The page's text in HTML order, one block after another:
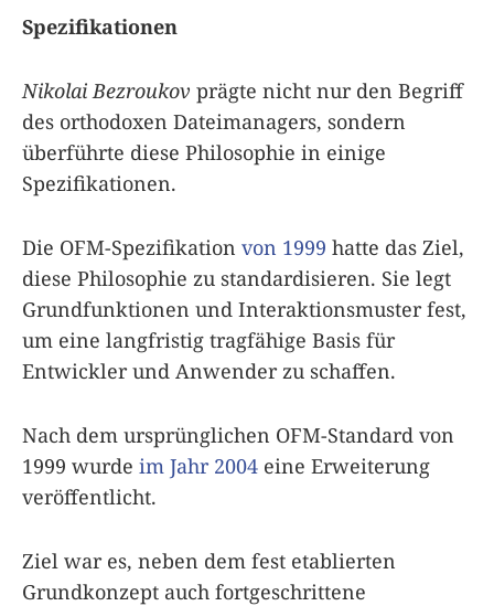
Spezifikationen
Nikolai Bezroukov prägte nicht nur den Begriff
des orthodoxen Dateimanagers, sondern
überführte diese Philosophie in einige
Spezifikationen.
Die OFM-Spezifikation von 1999 hatte das Ziel,
diese Philosophie zu standardisieren. Sie legt
Grundfunktionen und Interaktionsmuster fest,
um eine langfristig tragfähige Basis für
Entwickler und Anwender zu schaffen.
Nach dem ursprünglichen OFM-Standard von
1999 wurde im Jahr 2004 eine Erweiterung
veröffentlicht.
Ziel war es, neben dem fest etablierten
Grundkonzept auch fortgeschrittene